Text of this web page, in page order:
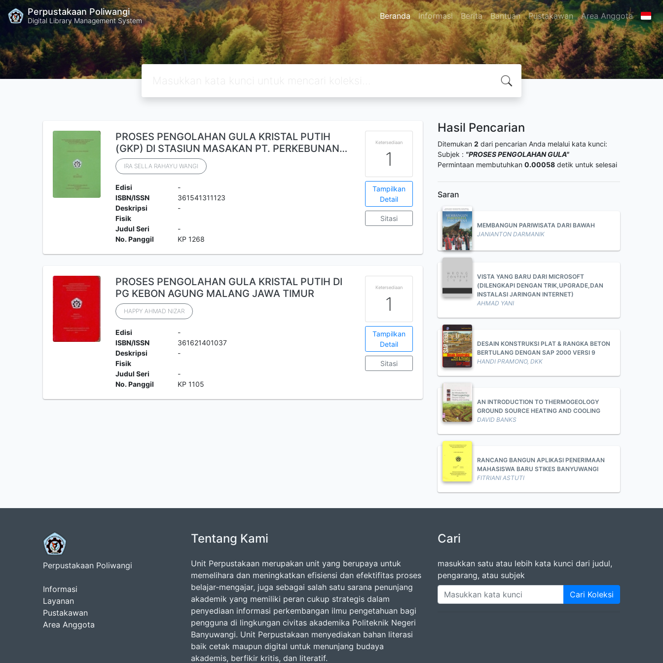
Perpustakaan Poliwangi
Digital Library Management System Beranda Informasi Berita Bantuan Pustakawan Area Anggota
PROSES PENGOLAHAN GULA KRISTAL PUTIH
(GKP) DI STASIUN MASAKAN PT. PERKEBUNAN…
IRA SELLA RAHAYU WANGI
Edisi
-
ISBN/ISSN
361541311123
Deskripsi
Fisik
-
Judul Seri
-
No. Panggil
KP 1268
Ketersediaan
1
Tampilkan
Detail
Sitasi
PROSES PENGOLAHAN GULA KRISTAL PUTIH DI
PG KEBON AGUNG MALANG JAWA TIMUR
HAPPY AHMAD NIZAR
Edisi
-
ISBN/ISSN
361621401037
Deskripsi
Fisik
-
Judul Seri
-
No. Panggil
KP 1105
Ketersediaan
1
Tampilkan
Detail
Sitasi
Hasil Pencarian
Ditemukan 2 dari pencarian Anda melalui kata kunci:
Subjek : "PROSES PENGOLAHAN GULA"
Permintaan membutuhkan 0.00058 detik untuk selesai
Saran
MEMBANGUN PARIWISATA DARI BAWAH
JANIANTON DARMANIK
VISTA YANG BARU DARI MICROSOFT
(DILENGKAPI DENGAN TRIK,UPGRADE,DAN
INSTALASI JARINGAN INTERNET)
AHMAD YANI
DESAIN KONSTRUKSI PLAT & RANGKA BETON
BERTULANG DENGAN SAP 2000 VERSI 9
HANDI PRAMONO, DKK
AN INTRODUCTION TO THERMOGEOLOGY
GROUND SOURCE HEATING AND COOLING
DAVID BANKS
RANCANG BANGUN APLIKASI PENERIMAAN
MAHASISWA BARU STIKES BANYUWANGI
FITRIANI ASTUTI
Perpustakaan Poliwangi
Informasi
Layanan
Pustakawan
Area Anggota
Tentang Kami
Unit Perpustakaan merupakan unit yang berupaya untuk
memelihara dan meningkatkan efisiensi dan efektifitas proses
belajar-mengajar, juga sebagai salah satu sarana penunjang
akademik yang memiliki peran cukup strategis dalam
penyediaan informasi perkembangan ilmu pengetahuan bagi
pengguna di lingkungan civitas akademika Politeknik Negeri
Banyuwangi. Unit Perpustakaan menyediakan bahan literasi
baik cetak maupun digital untuk menunjang budaya
akademis, berfikir kritis, dan literatif.
Cari
masukkan satu atau lebih kata kunci dari judul,
pengarang, atau subjek
Cari Koleksi